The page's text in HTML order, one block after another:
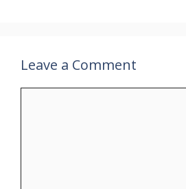
Leave a Comment